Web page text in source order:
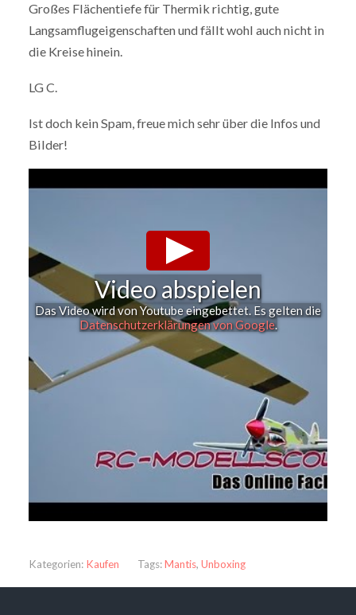
Großes Flächentiefe für Thermik richtig, gute
Langsamflugeigenschaften und fällt wohl auch nicht in
die Kreise hinein.
LG C.
Ist doch kein Spam, freue mich sehr über die Infos und
Bilder!
Video abspielen
Das Video wird von Youtube eingebettet. Es gelten die
Datenschutzerklärungen von Google.
Kategorien: Kaufen Tags:Mantis, Unboxing